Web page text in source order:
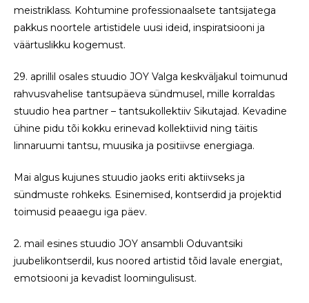
meistriklass. Kohtumine professionaalsete tantsijatega
pakkus noortele artistidele uusi ideid, inspiratsiooni ja
väärtuslikku kogemust.
29. aprillil osales stuudio JOY Valga keskväljakul toimunud
rahvusvahelise tantsupäeva sündmusel, mille korraldas
stuudio hea partner – tantsukollektiiv Sikutajad. Kevadine
ühine pidu tõi kokku erinevad kollektiivid ning täitis
linnaruumi tantsu, muusika ja positiivse energiaga.
Mai algus kujunes stuudio jaoks eriti aktiivseks ja
sündmuste rohkeks. Esinemised, kontserdid ja projektid
toimusid peaaegu iga päev.
2. mail esines stuudio JOY ansambli Oduvantsiki
juubelikontserdil, kus noored artistid tõid lavale energiat,
emotsiooni ja kevadist loomingulisust.